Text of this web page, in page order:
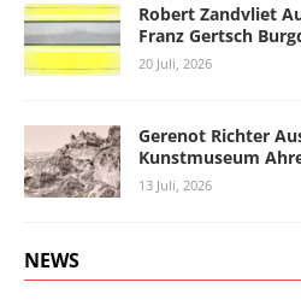
Robert Zandvliet
Franz Gertsch
20 Juli, 2026
Gerenot Richter
Kunstmuseum
13 Juli, 2026
NEWS